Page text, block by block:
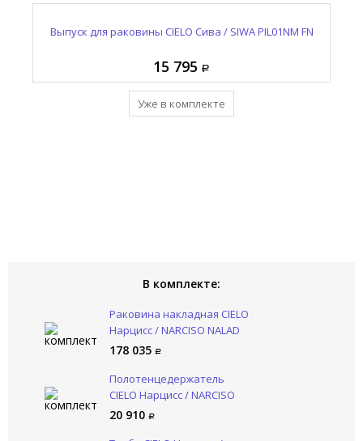
Выпуск для раковины CIELO Сива / SIWA PIL01NM FN
15 795
Уже в комплекте
Консоль для раковины CIELO Нарцисс / NARCISO
137 865
Уже в комплекте
Полотенцедержатель CIELO Нарцисс / NARCISO
20 910
Уже в комплекте
Раковина накладная CIELO Нарцисс / NARCISO
178 035
Уже в комплекте
В комплекте:
Раковина накладная CIELO
Нарцисс / NARCISO NALAD
FN
178 035
Полотенцедержатель
CIELO Нарцисс / NARCISO
NAPL NM
20 910